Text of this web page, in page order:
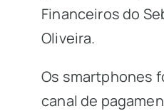
Financeiros do
Oliveira.
Os smartphones
canal de